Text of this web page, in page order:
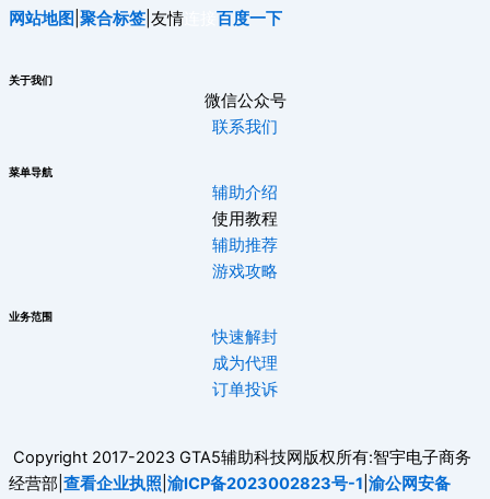
网站地图 聚合标签 |友情 百度一下
关于我们
微信公众号
联系我们
菜单导航
辅助介绍
使用教程
辅助推荐
游戏攻略
业务范围
快速解封
成为代理
订单投诉
Copyright 2017-2023 GTA5辅助科技网版权所有:智宇电子商务
经营部| 查看企业执照 渝ICP备2023002823号-1 渝公网安备